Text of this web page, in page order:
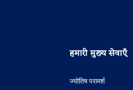
हमारी मुख्य सेवाएँ
ज्योतिष परामर्श